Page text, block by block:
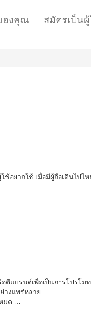
องคุณ สมัครเป็น
ช้อยากใช้ เมื่อมีผู้ถือเดินไปไ
อตีแบรนด์เพื่อเป็นการโปรโ
างแพร่หลาย
มด …